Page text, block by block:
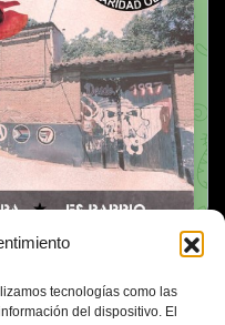
tecnologías como las
del dispositivo. El